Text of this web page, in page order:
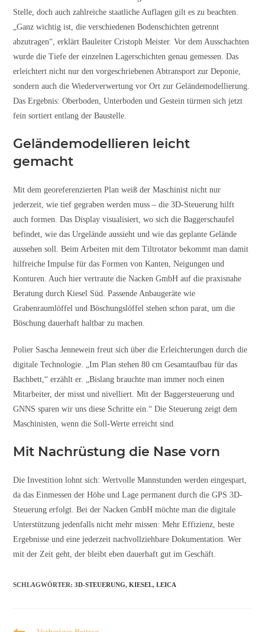
Stelle, doch auch zahlreiche staatliche Auflagen gilt es zu beachten.
„Ganz wichtig ist, die verschiedenen Bodenschichten getrennt
abzutragen“, erklärt Bauleiter Cristoph Meister. Vor dem Ausschachten
wurde die Tiefe der einzelnen Lagerschichten genau gemessen. Das
erleichtert nicht nur den vorgeschriebenen Abtransport zur Deponie,
sondern auch die Wiederverwertung vor Ort zur Geländemodellierung.
Das Ergebnis: Oberboden, Unterboden und Gestein türmen sich jetzt
fein sortiert entlang der Baustelle.
Geländemodellieren leicht
gemacht
Mit dem georeferenzierten Plan weiß der Maschinist nicht nur
jederzeit, wie tief gegraben werden muss – die 3D-Steuerung hilft
auch formen. Das Display visualisiert, wo sich die Baggerschaufel
befindet, wie das Urgelände aussieht und wie das geplante Gelände
aussehen soll. Beim Arbeiten mit dem Tiltrotator bekommt man damit
hilfreiche Impulse für das Formen von Kanten, Neigungen und
Konturen. Auch hier vertraute die Nacken GmbH auf die praxisnahe
Beratung durch Kiesel Süd. Passende Anbaugeräte wie
Grabenraumlöffel und Böschungslöffel stehen schon parat, um die
Böschung dauerhaft haltbar zu machen.
Polier Sascha Jennewein freut sich über die Erleichterungen durch die
digitale Technologie. „Im Plan stehen 80 cm Gesamtaufbau für das
Bachbett,“ erzählt er. „Bislang brauchte man immer noch einen
Mitarbeiter, der misst und nivelliert. Mit der Baggersteuerung und
GNNS sparen wir uns diese Schritte ein.“ Die Steuerung zeigt dem
Maschinisten, wenn die Soll-Werte erreicht sind.
Mit Nachrüstung die Nase vorn
Die Investition lohnt sich: Wertvolle Mannstunden werden eingespart,
da das Einmessen der Höhe und Lage permanent durch die GPS 3D-
Steuerung erfolgt. Bei der Nacken GmbH möchte man die digitale
Unterstützung jedenfalls nicht mehr missen: Mehr Effizienz, beste
Ergebnisse und eine jederzeit nachvollziehbare Dokumentation. Wer
mit der Zeit geht, der bleibt eben dauerhaft gut im Geschäft.
SCHLAGWÖRTER:3D-STEUERUNG, KIESEL, LEICA